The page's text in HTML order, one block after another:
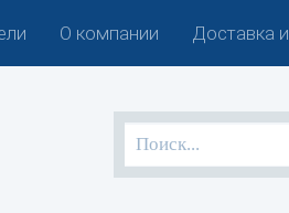
О компании Доставка